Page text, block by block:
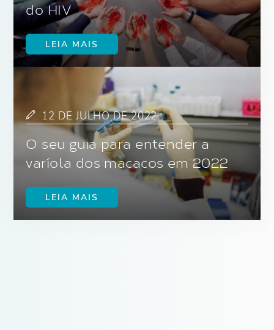
do HIV
LEIA MAIS
12 DE JULHO DE 2022
O seu guia para entender a
varíola dos macacos em 2022
LEIA MAIS